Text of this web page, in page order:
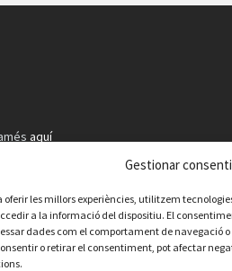
Gestionar
oferir les millors experiències, utilitzem
a la informació del dispositiu. El
dades com el comportament de navegació
o retirar el consentiment, pot afectar
aquí